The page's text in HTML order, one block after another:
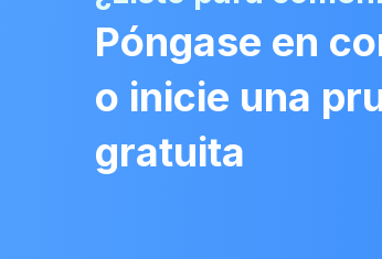
Póngase en
o inicie una
gratuita